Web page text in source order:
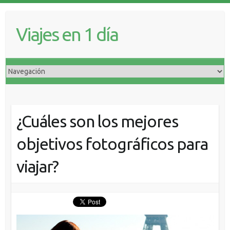
Viajes en 1 día
¿Cuáles son los mejores
objetivos fotográficos para
viajar?